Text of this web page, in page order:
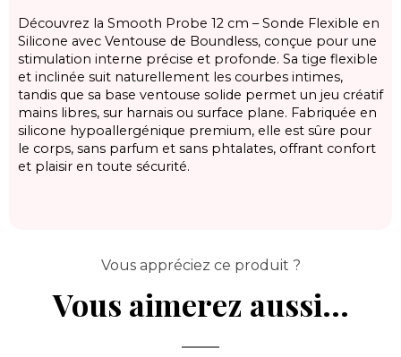
Découvrez la Smooth Probe 12 cm – Sonde Flexible en
Silicone avec Ventouse de Boundless, conçue pour une
stimulation interne précise et profonde. Sa tige flexible
et inclinée suit naturellement les courbes intimes,
tandis que sa base ventouse solide permet un jeu créatif
mains libres, sur harnais ou surface plane. Fabriquée en
silicone hypoallergénique premium, elle est sûre pour
le corps, sans parfum et sans phtalates, offrant confort
et plaisir en toute sécurité.
Vous appréciez ce produit ?
Vous aimerez aussi...